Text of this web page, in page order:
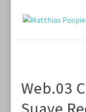
Web.03